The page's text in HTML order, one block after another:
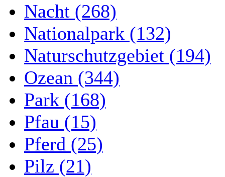
Nacht (268)
Nationalpark (132)
Naturschutzgebiet (194)
Ozean (344)
Park (168)
Pfau (15)
Pferd (25)
Pilz (21)